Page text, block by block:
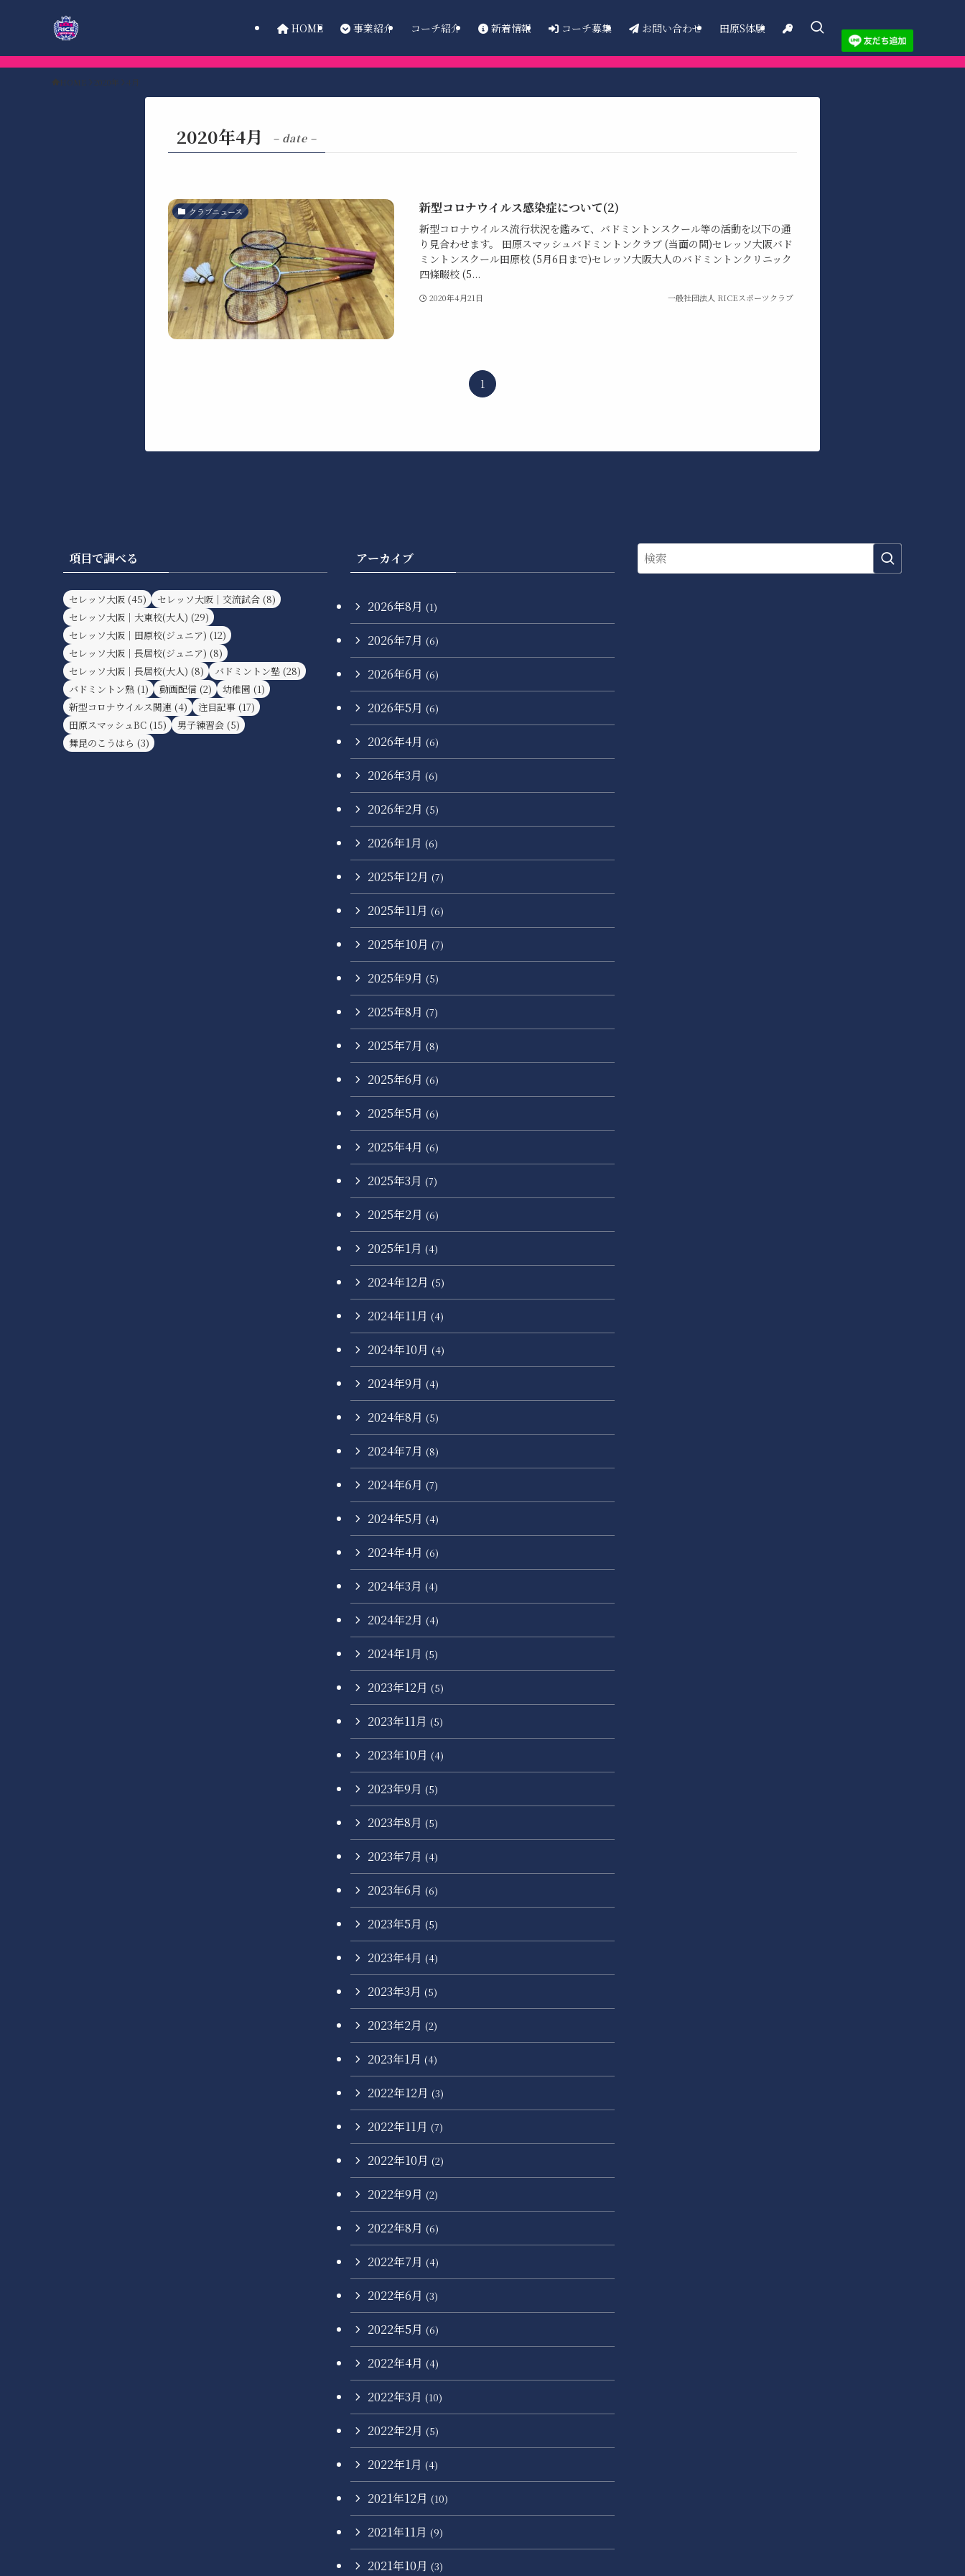
HOME 事業紹介 コーチ紹介 新着情報 コーチ募集 お問い合わせ 田原S体験
HOME 2020年 4月
2020年4月 – date –
クラブニュース 新型コロナウイルス感染症について(2)
新型コロナウイルス流行状況を鑑みて、バドミントンスクール等の活動を以下の通
り見合わせます。 田原スマッシュバドミントンクラブ (当面の間)セレッソ大阪バド
ミントンスクール田原校 (5月6日まで)セレッソ大阪大人のバドミントンクリニック
四條畷校 (5...
2020年4月21日 一般社団法人 RICEスポーツクラブ
1
項目で調べる
セレッソ大阪 (45) セレッソ大阪｜交流試合 (8)
セレッソ大阪｜大東校(大人) (29)
セレッソ大阪｜田原校(ジュニア) (12)
セレッソ大阪｜長居校(ジュニア) (8)
セレッソ大阪｜長居校(大人) (8) バドミントン塾 (28)
バドミントン熟 (1) 動画配信 (2) 幼稚園 (1)
新型コロナウイルス関連 (4) 注目記事 (17)
田原スマッシュBC (15) 男子練習会 (5)
舞昆のこうはら (3)
アーカイブ
2026年8月 (1)
2026年7月 (6)
2026年6月 (6)
2026年5月 (6)
2026年4月 (6)
2026年3月 (6)
2026年2月 (5)
2026年1月 (6)
2025年12月 (7)
2025年11月 (6)
2025年10月 (7)
2025年9月 (5)
2025年8月 (7)
2025年7月 (8)
2025年6月 (6)
2025年5月 (6)
2025年4月 (6)
2025年3月 (7)
2025年2月 (6)
2025年1月 (4)
2024年12月 (5)
2024年11月 (4)
2024年10月 (4)
2024年9月 (4)
2024年8月 (5)
2024年7月 (8)
2024年6月 (7)
2024年5月 (4)
2024年4月 (6)
2024年3月 (4)
2024年2月 (4)
2024年1月 (5)
2023年12月 (5)
2023年11月 (5)
2023年10月 (4)
2023年9月 (5)
2023年8月 (5)
2023年7月 (4)
2023年6月 (6)
2023年5月 (5)
2023年4月 (4)
2023年3月 (5)
2023年2月 (2)
2023年1月 (4)
2022年12月 (3)
2022年11月 (7)
2022年10月 (2)
2022年9月 (2)
2022年8月 (6)
2022年7月 (4)
2022年6月 (3)
2022年5月 (6)
2022年4月 (4)
2022年3月 (10)
2022年2月 (5)
2022年1月 (4)
2021年12月 (10)
2021年11月 (9)
2021年10月 (3)